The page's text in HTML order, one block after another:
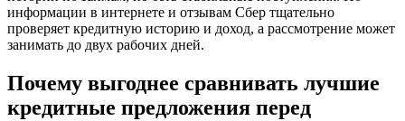
информации в интернете и отзывам Сбер тщательно
проверяет кредитную историю и доход, а рассмотрение может
занимать до двух рабочих дней.
Почему выгоднее сравнивать лучшие
кредитные предложения перед